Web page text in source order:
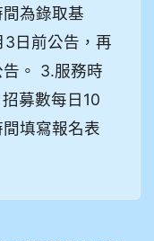
為錄取基
3日前公告，再
。 3.服務時
募數每日10
填寫報名表